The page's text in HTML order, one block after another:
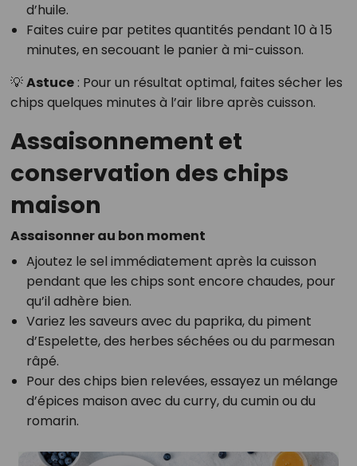
d’huile.
Faites cuire par petites quantités pendant 10 à 15
minutes, en secouant le panier à mi-cuisson.
💡Astuce: Pour un résultat optimal, faites sécher les
chips quelques minutes à l’air libre après cuisson.
Assaisonnement et
conservation des chips
maison
Assaisonner au bon moment
Ajoutez le sel immédiatement après la cuisson
pendant que les chips sont encore chaudes, pour
qu’il adhère bien.
Variez les saveurs avec du paprika, du piment
d’Espelette, des herbes séchées ou du parmesan
râpé.
Pour des chips bien relevées, essayez un mélange
d’épices maison avec du curry, du cumin ou du
romarin.